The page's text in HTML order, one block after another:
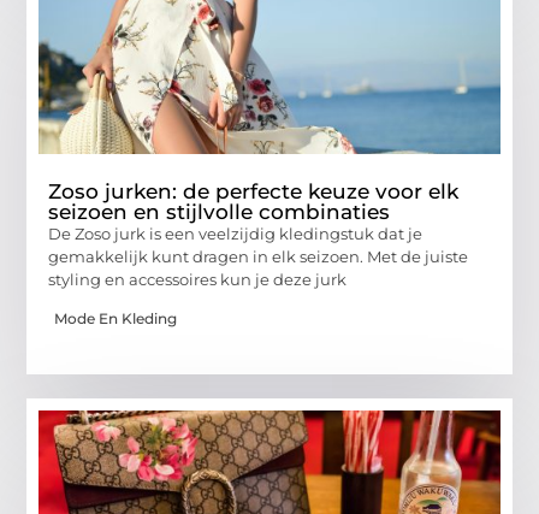
Zoso jurken: de perfecte keuze voor elk
seizoen en stijlvolle combinaties
De Zoso jurk is een veelzijdig kledingstuk dat je
gemakkelijk kunt dragen in elk seizoen. Met de juiste
styling en accessoires kun je deze jurk
Mode En Kleding